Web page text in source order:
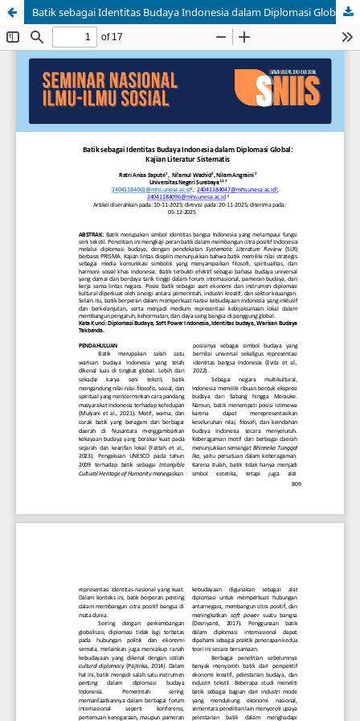
Batik sebagai Identitas Budaya Indonesia dalam Diplomasi Global: Kajian Literatur Sistematis